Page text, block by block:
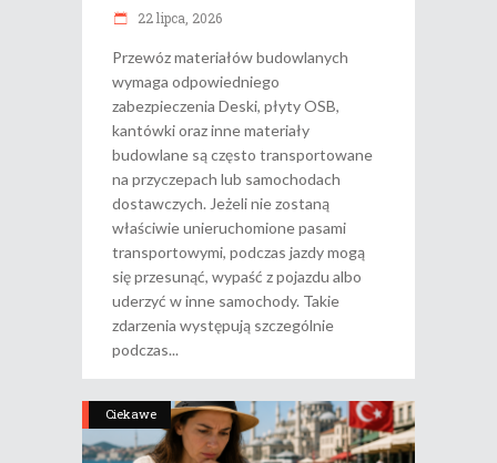
22 lipca, 2026
Przewóz materiałów budowlanych
wymaga odpowiedniego
zabezpieczenia Deski, płyty OSB,
kantówki oraz inne materiały
budowlane są często transportowane
na przyczepach lub samochodach
dostawczych. Jeżeli nie zostaną
właściwie unieruchomione pasami
transportowymi, podczas jazdy mogą
się przesunąć, wypaść z pojazdu albo
uderzyć w inne samochody. Takie
zdarzenia występują szczególnie
podczas
Ciekawe